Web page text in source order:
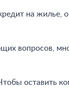
на жилье,
вопросов,
оставить